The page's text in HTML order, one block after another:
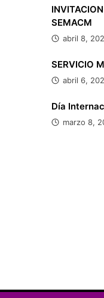
SEMACM
abril 8,
SERVICIO
abril 6,
Día
marzo 8,